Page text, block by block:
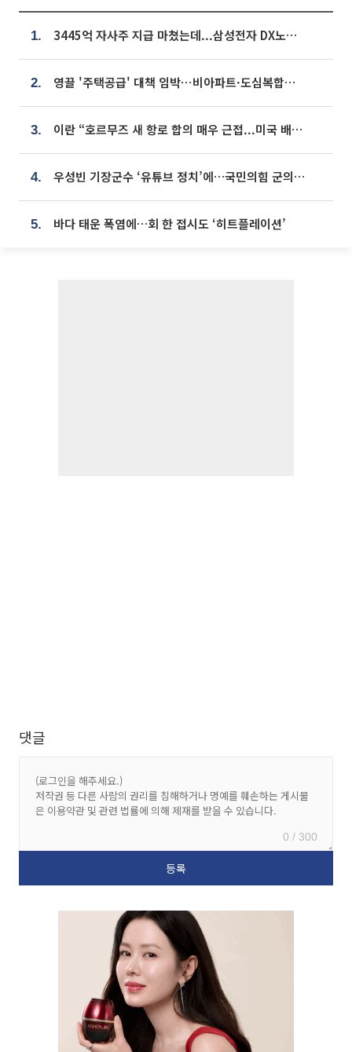
1. 3445억 자사주 지급 마쳤는데...삼성전자 DX노조, 뒤늦은 '떼쓰기 집회'
2. 영끌 '주택공급' 대책 임박⋯비아파트·도심복합까지 총동원
3. 이란 “호르무즈 새 항로 합의 매우 근접...미국 배상 먼저”
4. 우성빈 기장군수 ‘유튜브 정치’에…국민의힘 군의원들 집단 반발
5. 바다 태운 폭염에…회 한 접시도 ‘히트플레이션’
댓글
0 / 300